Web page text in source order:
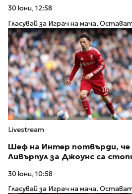
30 юни, 12:58
Гласувай за Играч на мача.
Livestream
Шеф на Интер потвърди, че
Ливърпул за Джоунс са
30 юни, 10:58
Гласувай за Играч на мача.